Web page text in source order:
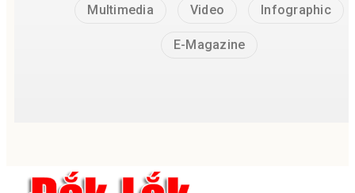
Multimedia Video Infographic
E-Magazine